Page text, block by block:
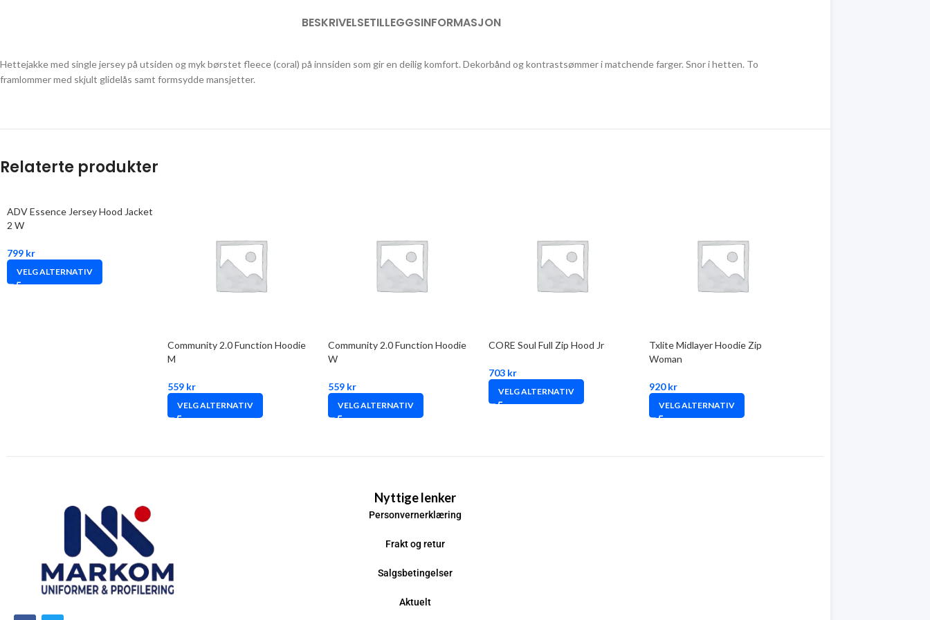
BESKRIVELSETILLEGGSINFORMASJON
Hettejakke med single jersey på utsiden og myk børstet fleece (coral) på innsiden som gir en deilig komfort. Dekorbånd og kontrastsømmer i matchende farger. Snor i hetten. To
framlommer med skjult glidelås samt formsydde mansjetter.
Relaterte produkter
ADV Essence Jersey Hood Jacket
2 W
799 kr
VELG ALTERNATIV
Community 2.0 Function Hoodie
M
559 kr
VELG ALTERNATIV
Community 2.0 Function Hoodie
W
559 kr
VELG ALTERNATIV
CORE Soul Full Zip Hood Jr
703 kr
VELG ALTERNATIV
Txlite Midlayer Hoodie Zip
Woman
920kr
VELG ALTERNATIV
Nyttige lenker
Personvernerklæring
Frakt og retur
Salgsbetingelser
Aktuelt